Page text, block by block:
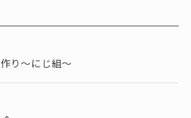
り～にじ組～